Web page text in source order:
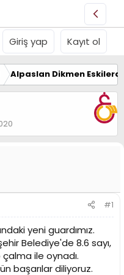
Giriş yap Kayıt ol
Alpaslan Dikmen
#1
yeni guardımız.
Belediye'de 8.6 sayı,
ile oynadı.
başarılar diliyoruz.